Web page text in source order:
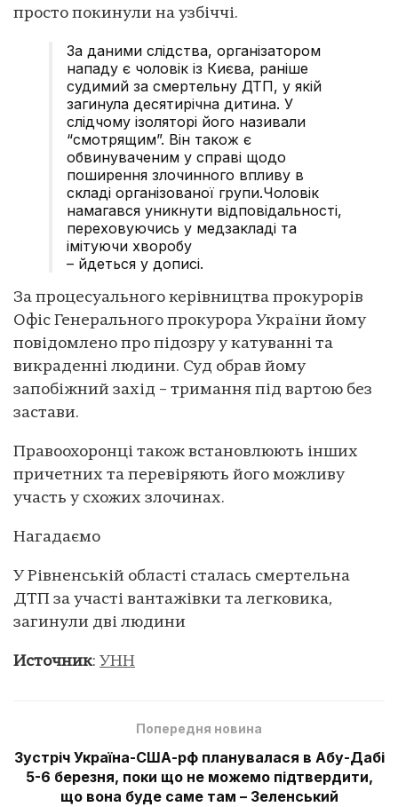
просто покинули на узбіччі.
За даними слідства, організатором
нападу є чоловік із Києва, раніше
судимий за смертельну ДТП, у якій
загинула десятирічна дитина. У
слідчому ізоляторі його називали
“смотрящим”. Він також є
обвинуваченим у справі щодо
поширення злочинного впливу в
складі організованої групи.Чоловік
намагався уникнути відповідальності,
переховуючись у медзакладі та
імітуючи хворобу
– йдеться у дописі.
За процесуального керівництва прокурорів
Офіс Генерального прокурора України йому
повідомлено про підозру у катуванні та
викраденні людини. Суд обрав йому
запобіжний захід – тримання під вартою без
застави.
Правоохоронці також встановлюють інших
причетних та перевіряють його можливу
участь у схожих злочинах.
Нагадаємо
У Рівненській області сталась смертельна
ДТП за участі вантажівки та легковика,
загинули дві людини
Источник: УНН
Попередня новина
Зустріч Україна-США-рф планувалася в Абу-Дабі
5-6 березня, поки що не можемо підтвердити,
що вона буде саме там – Зеленський